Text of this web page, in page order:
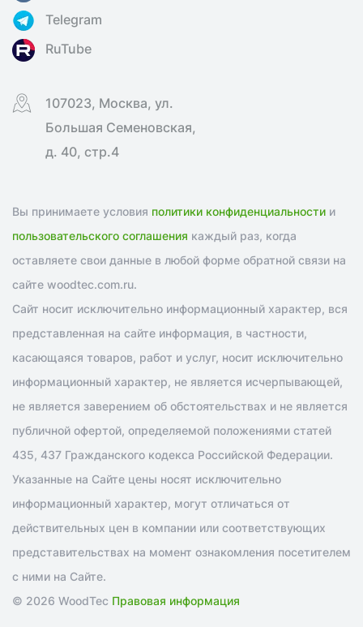
Telegram
RuTube
107023, Москва, ул.
Большая Семеновская,
д. 40, стр.4
Вы принимаете условия политики конфиденциальности и
пользовательского соглашения каждый раз, когда
оставляете свои данные в любой форме обратной связи на
сайте woodtec.com.ru.
Сайт носит исключительно информационный характер, вся
представленная на сайте информация, в частности,
касающаяся товаров, работ и услуг, носит исключительно
информационный характер, не является исчерпывающей,
не является заверением об обстоятельствах и не является
публичной офертой, определяемой положениями статей
435, 437 Гражданского кодекса Российской Федерации.
Указанные на Сайте цены носят исключительно
информационный характер, могут отличаться от
действительных цен в компании или соответствующих
представительствах на момент ознакомления посетителем
с ними на Сайте.
© 2026 WoodTec Правовая информация